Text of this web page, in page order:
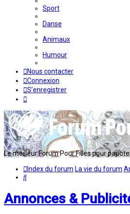
Sport
Danse
Animaux
Humour
Nous contacter
Connexion
S’enregistrer
Le meilleur Forum Pour Filles pour
Index du forum La vie du forum
Rechercher
Annonces &